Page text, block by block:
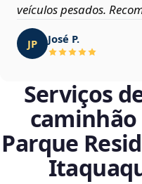
veículos pesados.
JP José P.
Serviços
Parque